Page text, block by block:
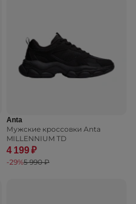
Anta
Мужские кроссовки Anta
MILLENNIUM TD
4 199 ₽
-29%5 990 ₽